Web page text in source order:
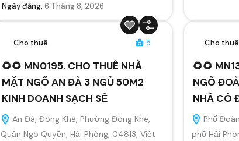
Ngày đăng: 6 Tháng 8, 2026
Cho thuê 5
🌻🌻 MN0195. CHO THUÊ NHÀ
MẶT NGÕ AN ĐÀ 3 NGỦ 50M2
KINH DOANH SẠCH SẼ
An Đà, Đông Khê, Phường Đông Khê,
Quận Ngô Quyền, Hải Phòng, 04813, Việt
Cho thuê
🌻🌻
NGÕ
NHÀ CÓ
Phố
phố Hải